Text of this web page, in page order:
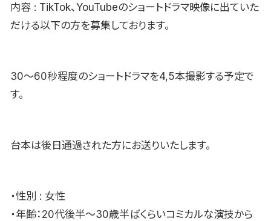
内容 : TikTok、YouTubeのショートドラマ映像に出ていた
だける以下の方を募集しております。
30〜60秒程度のショートドラマを4,5本撮影する予定で
す。
台本は後日通過された方にお送りいたします。
・性別 : 女性
・年齢：20代後半〜30歳半ばくらいコミカルな演技から